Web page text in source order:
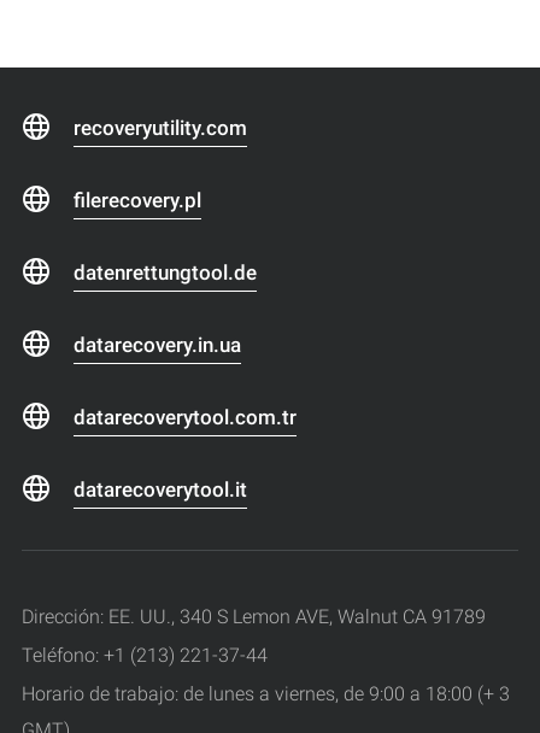
recoveryutility.com
filerecovery.pl
datenrettungtool.de
datarecovery.in.ua
datarecoverytool.com.tr
datarecoverytool.it
Dirección: EE. UU., 340 S Lemon AVE, Walnut CA 91789
Teléfono: +1 (213) 221-37-44
Horario de trabajo: de lunes a viernes, de 9:00 a 18:00 (+ 3